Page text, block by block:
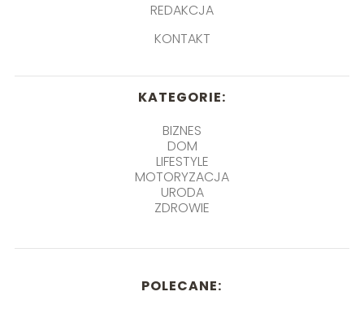
REDAKCJA
KONTAKT
KATEGORIE:
BIZNES
DOM
LIFESTYLE
MOTORYZACJA
URODA
ZDROWIE
POLECANE: